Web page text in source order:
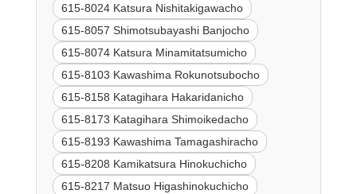
615-8024 Katsura Nishitakigawacho
615-8057 Shimotsubayashi Banjocho
615-8074 Katsura Minamitatsumicho
615-8103 Kawashima Rokunotsubocho
615-8158 Katagihara Hakaridanicho
615-8173 Katagihara Shimoikedacho
615-8193 Kawashima Tamagashiracho
615-8208 Kamikatsura Hinokuchicho
615-8217 Matsuo Higashinokuchicho